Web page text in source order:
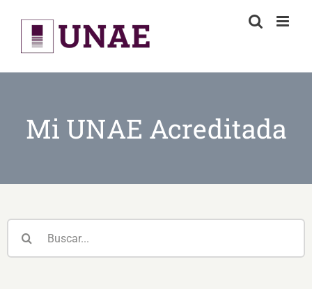
content
Mi UNAE Acreditada